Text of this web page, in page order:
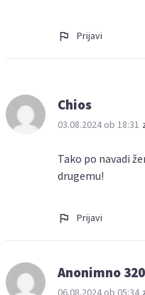
Prijavi
Chios
03.08.2024 ob 18:31
Tako po navadi
drugemu!
Prijavi
Anonimno
06.08.2024 ob 05:34